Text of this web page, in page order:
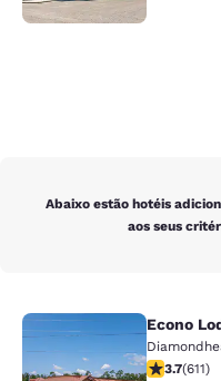
Abaixo estão hotéis
aos seus
Econo Lodge
Econo
3.7(611)